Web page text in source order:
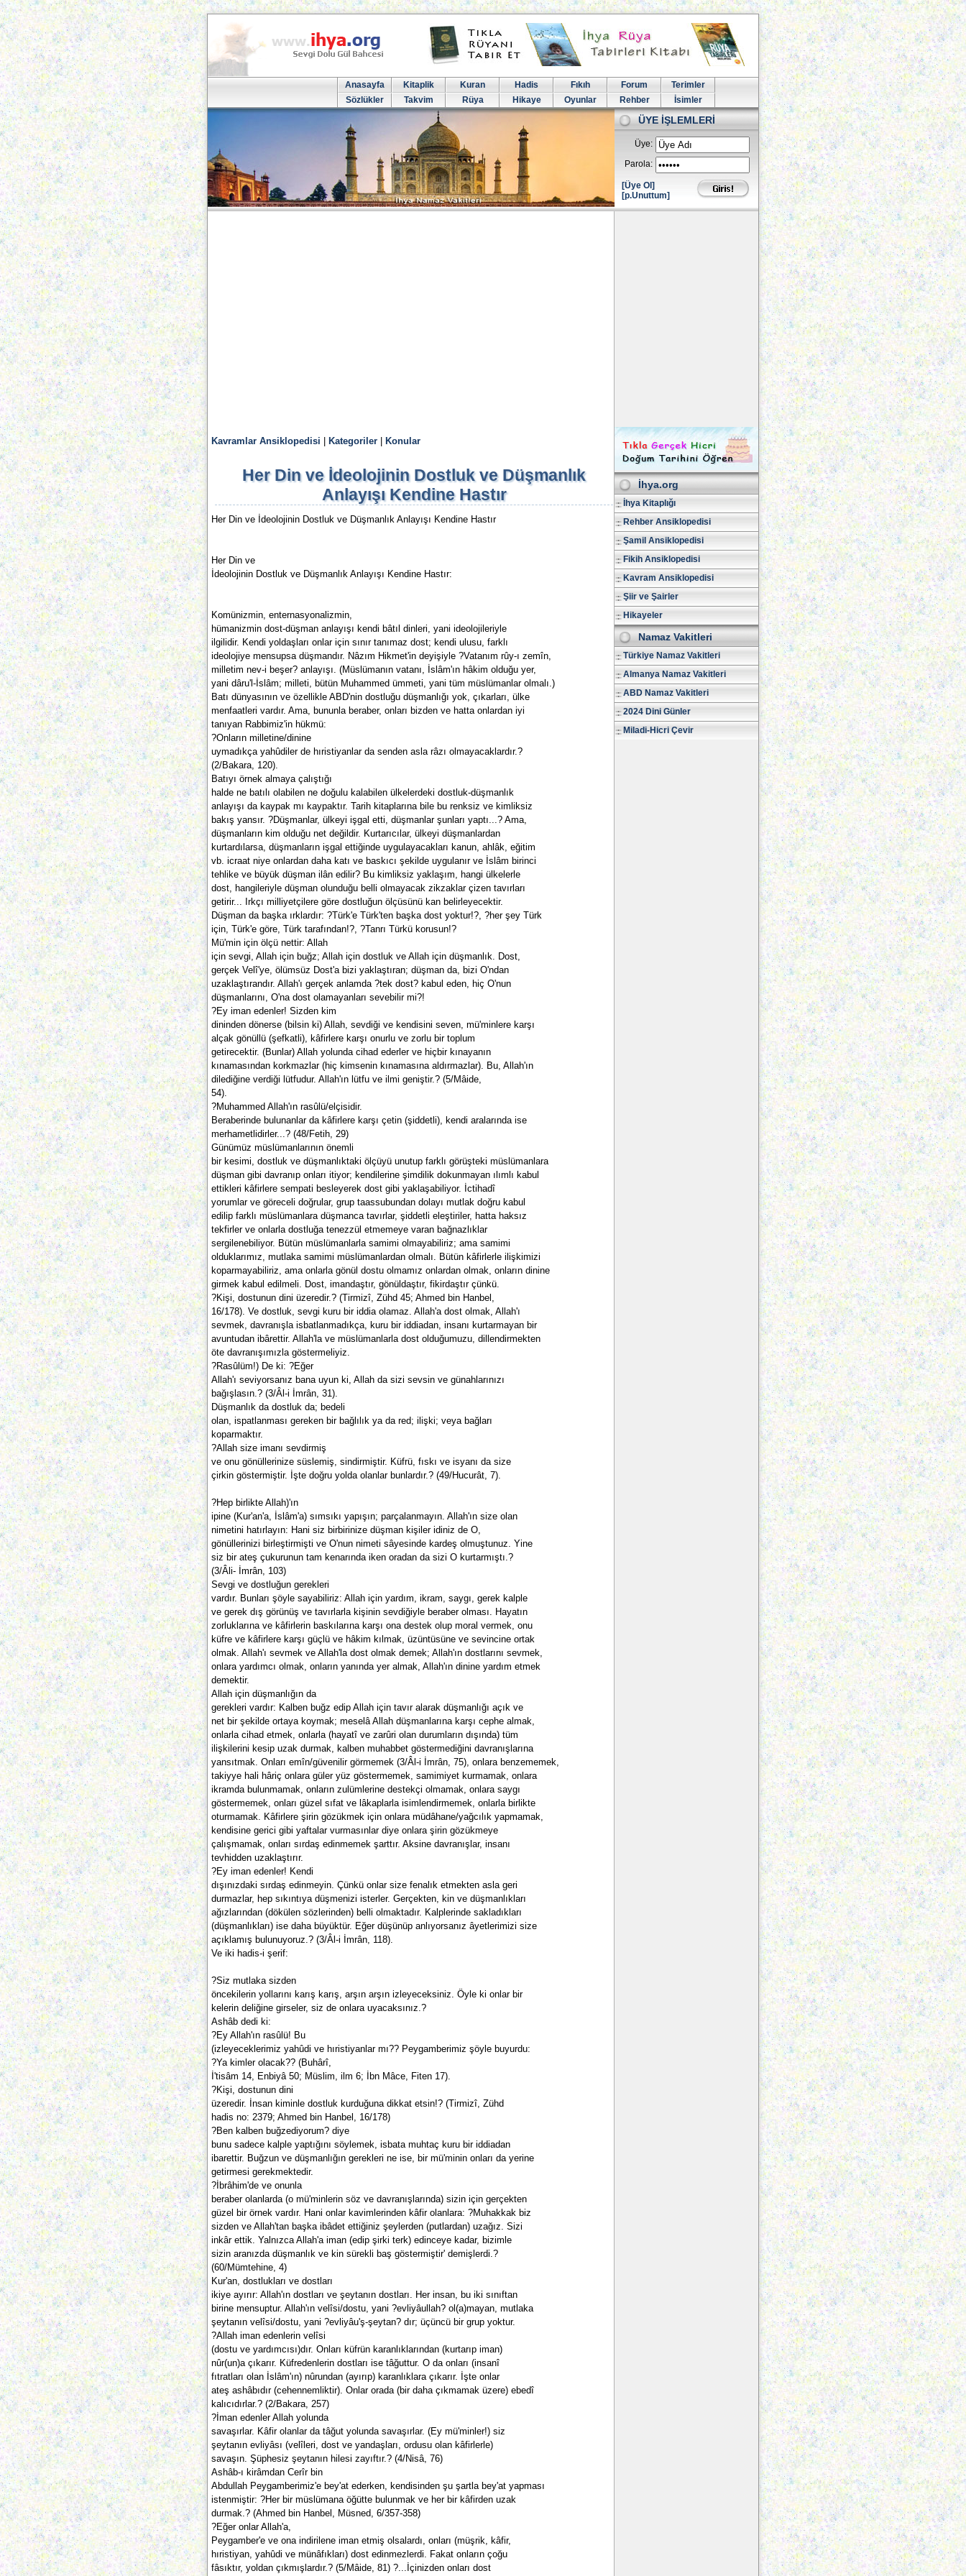
Anasayfa Kitaplik Kuran Hadis Fıkıh Forum
Terimler
Sözlükler
Takvim Rüya Hikaye Oyunlar Rehber İsimler
ÜYE İŞLEMLERİ
Üye:
Parola:
[Üye Ol]
[p.Unuttum]
Kavramlar Ansiklopedisi Kategoriler Konular
Her Din ve İdeolojinin Dostluk ve Düşmanlık
Anlayışı Kendine Hastır
Her Din ve İdeolojinin Dostluk ve Düşmanlık Anlayışı Kendine Hastır
Her Din ve
İdeolojinin Dostluk ve Düşmanlık Anlayışı Kendine Hastır:
Komünizmin, enternasyonalizmin,
hümanizmin dost-düşman anlayışı kendi bâtıl dinleri, yani ideolojileriyle
ilgilidir. Kendi yoldaşları onlar için sınır tanımaz dost; kendi ulusu, farklı
ideolojiye mensupsa düşmandır. Nâzım Hikmet'in deyişiyle ?Vatanım rûy-ı zemîn,
milletim nev-i beşer? anlayışı. (Müslümanın vatanı, İslâm'ın hâkim olduğu yer,
yani dâru'l-İslâm; milleti, bütün Muhammed ümmeti, yani tüm müslümanlar olmalı.)
Batı dünyasının ve özellikle ABD'nin dostluğu düşmanlığı yok, çıkarları, ülke
menfaatleri vardır. Ama, bununla beraber, onları bizden ve hatta onlardan iyi
tanıyan Rabbimiz'in hükmü:
?Onların milletine/dinine
uymadıkça yahûdiler de hıristiyanlar da senden asla râzı olmayacaklardır.?
(2/Bakara, 120).
Batıyı örnek almaya çalıştığı
halde ne batılı olabilen ne doğulu kalabilen ülkelerdeki dostluk-düşmanlık
anlayışı da kaypak mı kaypaktır. Tarih kitaplarına bile bu renksiz ve kimliksiz
bakış yansır. ?Düşmanlar, ülkeyi işgal etti, düşmanlar şunları yaptı...? Ama,
düşmanların kim olduğu net değildir. Kurtarıcılar, ülkeyi düşmanlardan
kurtardılarsa, düşmanların işgal ettiğinde uygulayacakları kanun, ahlâk, eğitim
vb. icraat niye onlardan daha katı ve baskıcı şekilde uygulanır ve İslâm birinci
tehlike ve büyük düşman ilân edilir? Bu kimliksiz yaklaşım, hangi ülkelerle
dost, hangileriyle düşman olunduğu belli olmayacak zikzaklar çizen tavırları
getirir... Irkçı milliyetçilere göre dostluğun ölçüsünü kan belirleyecektir.
Düşman da başka ırklardır: ?Türk'e Türk'ten başka dost yoktur!?, ?her şey Türk
için, Türk'e göre, Türk tarafından!?, ?Tanrı Türkü korusun!?
Mü'min için ölçü nettir: Allah
için sevgi, Allah için buğz; Allah için dostluk ve Allah için düşmanlık. Dost,
gerçek Velî'ye, ölümsüz Dost'a bizi yaklaştıran; düşman da, bizi O'ndan
uzaklaştırandır. Allah'ı gerçek anlamda ?tek dost? kabul eden, hiç O'nun
düşmanlarını, O'na dost olamayanları sevebilir mi?!
?Ey iman edenler! Sizden kim
dininden dönerse (bilsin ki) Allah, sevdiği ve kendisini seven, mü'minlere karşı
alçak gönüllü (şefkatli), kâfirlere karşı onurlu ve zorlu bir toplum
getirecektir. (Bunlar) Allah yolunda cihad ederler ve hiçbir kınayanın
kınamasından korkmazlar (hiç kimsenin kınamasına aldırmazlar). Bu, Allah'ın
dilediğine verdiği lütfudur. Allah'ın lütfu ve ilmi geniştir.? (5/Mâide,
54).
?Muhammed Allah'ın rasûlü/elçisidir.
Beraberinde bulunanlar da kâfirlere karşı çetin (şiddetli), kendi aralarında ise
merhametlidirler...? (48/Fetih, 29)
Günümüz müslümanlarının önemli
bir kesimi, dostluk ve düşmanlıktaki ölçüyü unutup farklı görüşteki müslümanlara
düşman gibi davranıp onları itiyor; kendilerine şimdilik dokunmayan ılımlı kabul
ettikleri kâfirlere sempati besleyerek dost gibi yaklaşabiliyor. İctihadî
yorumlar ve göreceli doğrular, grup taassubundan dolayı mutlak doğru kabul
edilip farklı müslümanlara düşmanca tavırlar, şiddetli eleştiriler, hatta haksız
tekfirler ve onlarla dostluğa tenezzül etmemeye varan bağnazlıklar
sergilenebiliyor. Bütün müslümanlarla samimi olmayabiliriz; ama samimi
olduklarımız, mutlaka samimi müslümanlardan olmalı. Bütün kâfirlerle ilişkimizi
koparmayabiliriz, ama onlarla gönül dostu olmamız onlardan olmak, onların dinine
girmek kabul edilmeli. Dost, imandaştır, gönüldaştır, fikirdaştır çünkü.
?Kişi, dostunun dini üzeredir.? (Tirmizî, Zühd 45; Ahmed bin Hanbel,
16/178). Ve dostluk, sevgi kuru bir iddia olamaz. Allah'a dost olmak, Allah'ı
sevmek, davranışla isbatlanmadıkça, kuru bir iddiadan, insanı kurtarmayan bir
avuntudan ibârettir. Allah'la ve müslümanlarla dost olduğumuzu, dillendirmekten
öte davranışımızla göstermeliyiz.
?Rasûlüm!) De ki: ?Eğer
Allah'ı seviyorsanız bana uyun ki, Allah da sizi sevsin ve günahlarınızı
bağışlasın.? (3/Âl-i İmrân, 31).
Düşmanlık da dostluk da; bedeli
olan, ispatlanması gereken bir bağlılık ya da red; ilişki; veya bağları
koparmaktır.
?Allah size imanı sevdirmiş
ve onu gönüllerinize süslemiş, sindirmiştir. Küfrü, fıskı ve isyanı da size
çirkin göstermiştir. İşte doğru yolda olanlar bunlardır.? (49/Hucurât, 7).
?Hep birlikte Allah)'ın
ipine (Kur'an'a, İslâm'a) sımsıkı yapışın; parçalanmayın. Allah'ın size olan
nimetini hatırlayın: Hani siz birbirinize düşman kişiler idiniz de O,
gönüllerinizi birleştirmişti ve O'nun nimeti sâyesinde kardeş olmuştunuz. Yine
siz bir ateş çukurunun tam kenarında iken oradan da sizi O kurtarmıştı.?
(3/Âli- İmrân, 103)
Sevgi ve dostluğun gerekleri
vardır. Bunları şöyle sayabiliriz: Allah için yardım, ikram, saygı, gerek kalple
ve gerek dış görünüş ve tavırlarla kişinin sevdiğiyle beraber olması. Hayatın
zorluklarına ve kâfirlerin baskılarına karşı ona destek olup moral vermek, onu
küfre ve kâfirlere karşı güçlü ve hâkim kılmak, üzüntüsüne ve sevincine ortak
olmak. Allah'ı sevmek ve Allah'la dost olmak demek; Allah'ın dostlarını sevmek,
onlara yardımcı olmak, onların yanında yer almak, Allah'ın dinine yardım etmek
demektir.
Allah için düşmanlığın da
gerekleri vardır: Kalben buğz edip Allah için tavır alarak düşmanlığı açık ve
net bir şekilde ortaya koymak; meselâ Allah düşmanlarına karşı cephe almak,
onlarla cihad etmek, onlarla (hayatî ve zarûri olan durumların dışında) tüm
ilişkilerini kesip uzak durmak, kalben muhabbet göstermediğini davranışlarına
yansıtmak. Onları emîn/güvenilir görmemek (3/Âl-i İmrân, 75), onlara benzememek,
takiyye hali hâriç onlara güler yüz göstermemek, samimiyet kurmamak, onlara
ikramda bulunmamak, onların zulümlerine destekçi olmamak, onlara saygı
göstermemek, onları güzel sıfat ve lâkaplarla isimlendirmemek, onlarla birlikte
oturmamak. Kâfirlere şirin gözükmek için onlara müdâhane/yağcılık yapmamak,
kendisine gerici gibi yaftalar vurmasınlar diye onlara şirin gözükmeye
çalışmamak, onları sırdaş edinmemek şarttır. Aksine davranışlar, insanı
tevhidden uzaklaştırır.
?Ey iman edenler! Kendi
dışınızdaki sırdaş edinmeyin. Çünkü onlar size fenalık etmekten asla geri
durmazlar, hep sıkıntıya düşmenizi isterler. Gerçekten, kin ve düşmanlıkları
ağızlarından (dökülen sözlerinden) belli olmaktadır. Kalplerinde sakladıkları
(düşmanlıkları) ise daha büyüktür. Eğer düşünüp anlıyorsanız âyetlerimizi size
açıklamış bulunuyoruz.? (3/Âl-i İmrân, 118).
Ve iki hadis-i şerif:
?Siz mutlaka sizden
öncekilerin yollarını karış karış, arşın arşın izleyeceksiniz. Öyle ki onlar bir
kelerin deliğine girseler, siz de onlara uyacaksınız.?
Ashâb dedi ki:
?Ey Allah'ın rasûlü! Bu
(izleyeceklerimiz yahûdi ve hıristiyanlar mı?? Peygamberimiz şöyle buyurdu:
?Ya kimler olacak?? (Buhârî,
İ'tisâm 14, Enbiyâ 50; Müslim, ilm 6; İbn Mâce, Fiten 17).
?Kişi, dostunun dini
üzeredir. İnsan kiminle dostluk kurduğuna dikkat etsin!? (Tirmizî, Zühd
hadis no: 2379; Ahmed bin Hanbel, 16/178)
?Ben kalben buğzediyorum? diye
bunu sadece kalple yaptığını söylemek, isbata muhtaç kuru bir iddiadan
ibarettir. Buğzun ve düşmanlığın gerekleri ne ise, bir mü'minin onları da yerine
getirmesi gerekmektedir.
?İbrâhim'de ve onunla
beraber olanlarda (o mü'minlerin söz ve davranışlarında) sizin için gerçekten
güzel bir örnek vardır. Hani onlar kavimlerinden kâfir olanlara: ?Muhakkak biz
sizden ve Allah'tan başka ibâdet ettiğiniz şeylerden (putlardan) uzağız. Sizi
inkâr ettik. Yalnızca Allah'a iman (edip şirki terk) edinceye kadar, bizimle
sizin aranızda düşmanlık ve kin sürekli baş göstermiştir' demişlerdi.?
(60/Mümtehine, 4)
Kur'an, dostlukları ve dostları
ikiye ayırır: Allah'ın dostları ve şeytanın dostları. Her insan, bu iki sınıftan
birine mensuptur. Allah'ın velîsi/dostu, yani ?evliyâullah? ol(a)mayan, mutlaka
şeytanın velîsi/dostu, yani ?evliyâu'ş-şeytan? dır; üçüncü bir grup yoktur.
?Allah iman edenlerin velîsi
(dostu ve yardımcısı)dır. Onları küfrün karanlıklarından (kurtarıp iman)
nûr(un)a çıkarır. Küfredenlerin dostları ise tâğuttur. O da onları (insanî
fıtratları olan İslâm'ın) nûrundan (ayırıp) karanlıklara çıkarır. İşte onlar
ateş ashâbıdır (cehennemliktir). Onlar orada (bir daha çıkmamak üzere) ebedî
kalıcıdırlar.? (2/Bakara, 257)
?İman edenler Allah yolunda
savaşırlar. Kâfir olanlar da tâğut yolunda savaşırlar. (Ey mü'minler!) siz
şeytanın evliyâsı (velîleri, dost ve yandaşları, ordusu olan kâfirlerle)
savaşın. Şüphesiz şeytanın hilesi zayıftır.? (4/Nisâ, 76)
Ashâb-ı kirâmdan Cerîr bin
Abdullah Peygamberimiz'e bey'at ederken, kendisinden şu şartla bey'at yapması
istenmiştir: ?Her bir müslümana öğütte bulunmak ve her bir kâfirden uzak
durmak.? (Ahmed bin Hanbel, Müsned, 6/357-358)
?Eğer onlar Allah'a,
Peygamber'e ve ona indirilene iman etmiş olsalardı, onları (müşrik, kâfir,
hıristiyan, yahûdi ve münâfıkları) dost edinmezlerdi. Fakat onların çoğu
fâsıktır, yoldan çıkmışlardır.? (5/Mâide, 81) ?...İçinizden onları dost
İhya.org
İhya Kitaplığı
Rehber Ansiklopedisi
Şamil Ansiklopedisi
Fikih Ansiklopedisi
Kavram Ansiklopedisi
Şiir ve Şairler
Hikayeler
Namaz Vakitleri
Türkiye Namaz Vakitleri
Almanya Namaz Vakitleri
ABD Namaz Vakitleri
2024 Dini Günler
Miladi-Hicri Çevir